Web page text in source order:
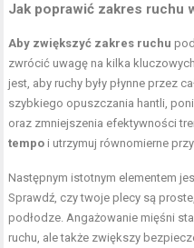
Jak poprawić zakres ruchu
Aby zwiększyć zakres ruchu
zwrócić uwagę na kilka
jest, aby ruchy były płynne przez
szybkiego opuszczania hantli,
oraz zmniejszenia efektywności
tempo i utrzymuj równomierne
Następnym istotnym elementem
Sprawdź, czy twoje plecy są
podłodze.Angażowanie mięśni
ruchu, ale także zwiększy